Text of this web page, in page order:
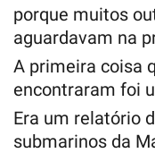
porque muitos
aguardavam na
A primeira coisa
encontraram foi
Era um relatório
submarinos da